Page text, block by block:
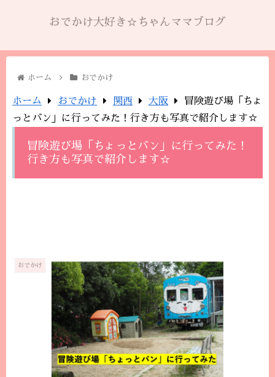
おでかけ大好き☆ちゃんママブログ
ホーム おでかけ
ホーム おでかけ 関西 大阪
冒険遊び場「ちょ
っとバン」に行ってみた！行き方も写真で紹介します☆
冒険遊び場「ちょっとバン」に行ってみた！
行き方も写真で紹介します☆
おでかけ